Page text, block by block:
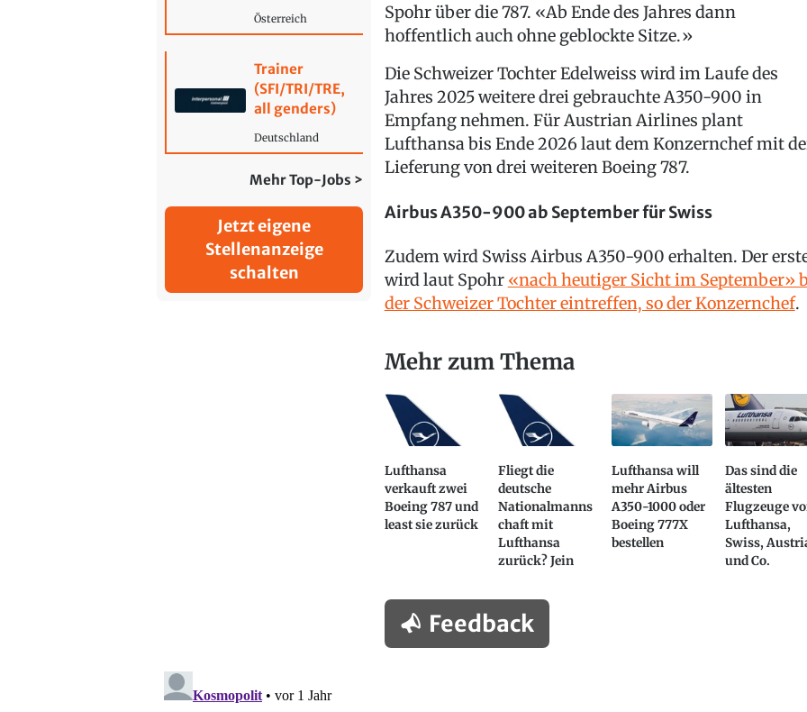
Österreich
Trainer
(SFI/TRI/TRE,
all genders)
Deutschland
Mehr Top-Jobs >
Jetzt eigene
Stellenanzeige
schalten
Spohr über die 787. «Ab Ende des Jahres dann
hoffentlich auch ohne geblockte Sitze.»
Die Schweizer Tochter Edelweiss wird im Laufe des
Jahres 2025 weitere drei gebrauchte A350-900 in
Empfang nehmen. Für Austrian Airlines plant
Lufthansa bis Ende 2026 laut dem Konzernchef mit
Lieferung von drei weiteren Boeing 787.
Airbus A350-900 ab September für Swiss
Zudem wird Swiss Airbus A350-900 erhalten. Der
wird laut Spohr «nach heutiger Sicht im September»
der Schweizer Tochter eintreffen, so der Konzernchef.
Mehr zum Thema
Lufthansa
verkauft zwei
Boeing 787 und
least sie zurück
Fliegt die
deutsche
Nationalmanns
chaft mit
Lufthansa
zurück? Jein
Lufthansa will
mehr Airbus
A350-1000 oder
Boeing 777X
bestellen
Das sind die
ältesten
Flugzeuge
Lufthansa,
Swiss,
und Co.
Feedback